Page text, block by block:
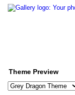
Theme Preview